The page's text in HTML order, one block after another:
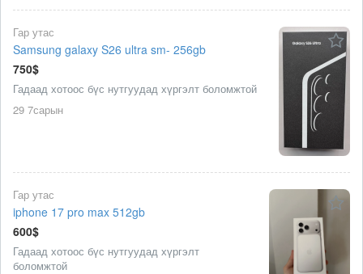
Гар утас
Samsung galaxy S26 ultra sm- 256gb
750$
Гадаад хотоос бүс нутгуудад хүргэлт боломжтой
29 7сарын
Гар утас
iphone 17 pro max 512gb
600$
Гадаад хотоос бүс нутгуудад хүргэлт
боломжтой